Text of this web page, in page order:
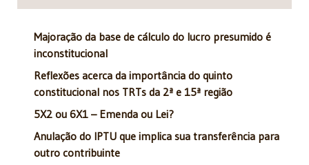
Majoração da base de cálculo do lucro presumido é
inconstitucional
Reflexões acerca da importância do quinto
constitucional nos TRTs da 2ª e 15ª região
5X2 ou 6X1 – Emenda ou Lei?
Anulação do IPTU que implica sua transferência para
outro contribuinte